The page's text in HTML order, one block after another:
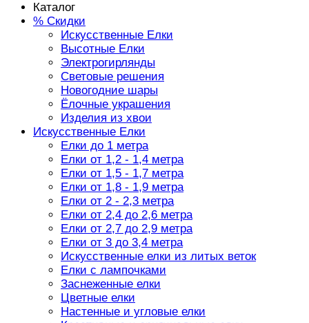
Каталог
% Скидки
Искусственные Елки
Высотные Елки
Электрогирлянды
Световые решения
Новогодние шары
Ёлочные украшения
Изделия из хвои
Искусственные Елки
Елки до 1 метра
Елки от 1,2 - 1,4 метра
Елки от 1,5 - 1,7 метра
Елки от 1,8 - 1,9 метра
Елки от 2 - 2,3 метра
Елки от 2,4 до 2,6 метра
Елки от 2,7 до 2,9 метра
Елки от 3 до 3,4 метра
Искусственные елки из литых веток
Елки с лампочками
Заснеженные елки
Цветные елки
Настенные и угловые елки